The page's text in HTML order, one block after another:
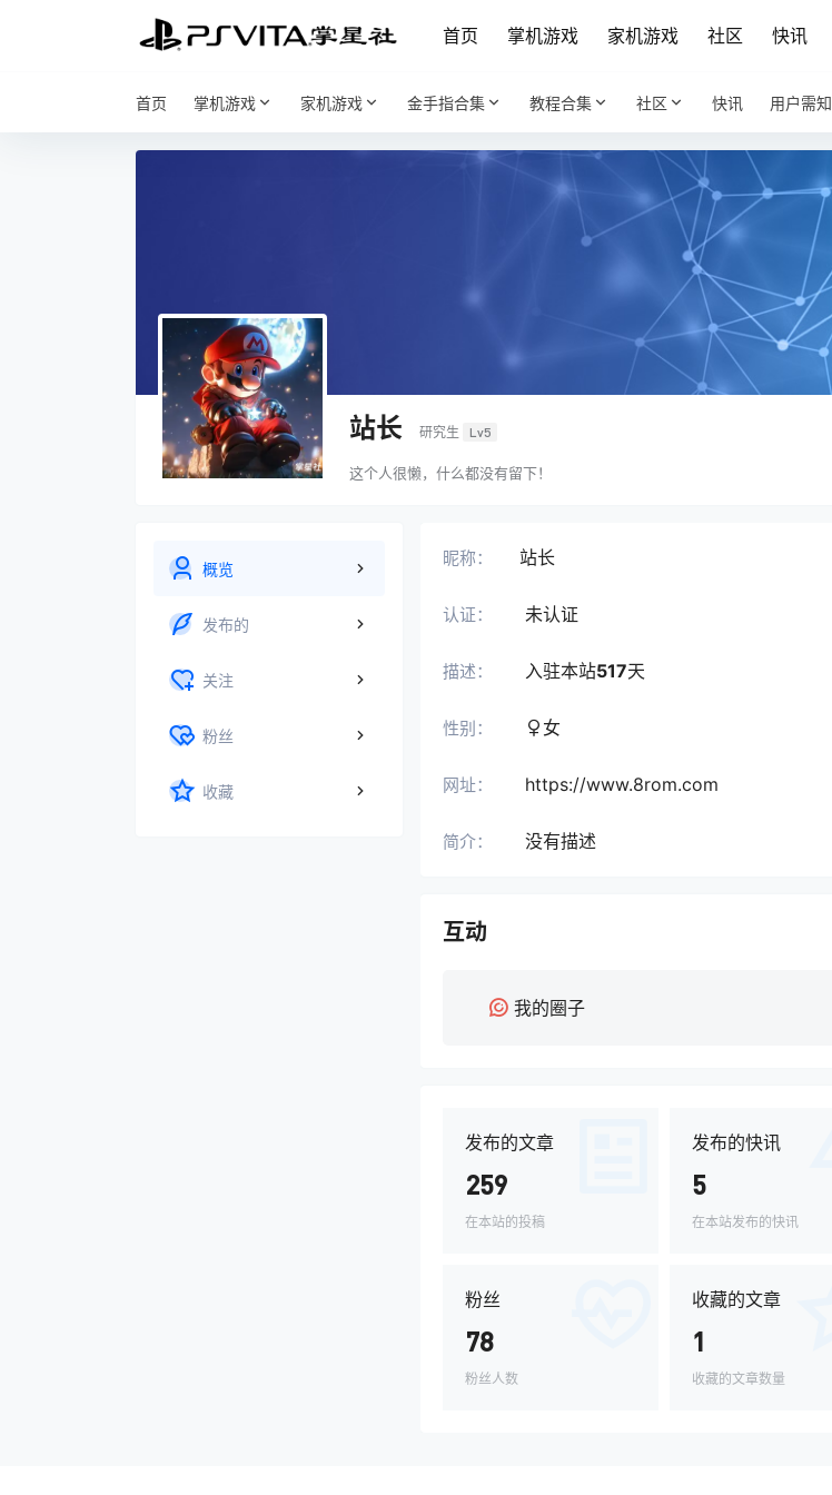
首页 掌机游戏 家机游戏 社区 快讯
首页 掌机游戏 家机游戏 金手指合集 教程合集 社区 快讯 用户需知
站长 研究生 Lv5
这个人很懒，什么都没有留下！
概览
发布的
关注
粉丝
收藏
昵称： 站长
认证： 未认证
描述： 入驻本站517天
性别： 女
网址： https://www.8rom.com
简介： 没有描述
互动
我的圈子
发布的文章
259
在本站的投稿
发布的快讯
5
在本站发布的快讯
粉丝
78
粉丝人数
收藏的文章
1
收藏的文章数量